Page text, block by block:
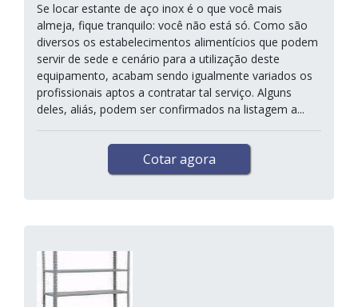
Se locar estante de aço inox é o que você mais
almeja, fique tranquilo: você não está só. Como são
diversos os estabelecimentos alimentícios que podem
servir de sede e cenário para a utilização deste
equipamento, acabam sendo igualmente variados os
profissionais aptos a contratar tal serviço. Alguns
deles, aliás, podem ser confirmados na listagem a...
Cotar agora